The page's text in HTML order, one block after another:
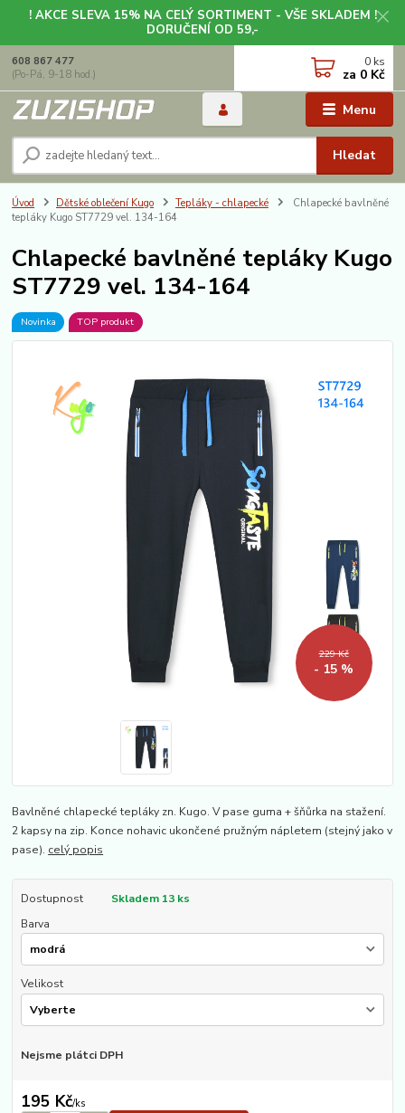
! AKCE SLEVA 15% NA CELÝ SORTIMENT - VŠE SKLADEM !
DORUČENÍ OD 59,-
Menu
Hledat
608 867 477
(Po-Pá, 9-18 hod.)
0 ks
za 0 Kč
Úvod Dětské oblečení Kugo Tepláky - chlapecké
Chlapecké bavlněné
tepláky Kugo ST7729 vel. 134-164
Chlapecké bavlněné tepláky Kugo
ST7729 vel. 134-164
Novinka TOP produkt
229 Kč
- 15 %
Bavlněné chlapecké tepláky zn. Kugo. V pase guma + šňůrka na stažení.
2 kapsy na zip. Konce nohavic ukončené pružným nápletem (stejný jako v
pase). celý popis
Dostupnost
Skladem 13 ks
Barva
Velikost
Nejsme plátci DPH
195 Kč/ks